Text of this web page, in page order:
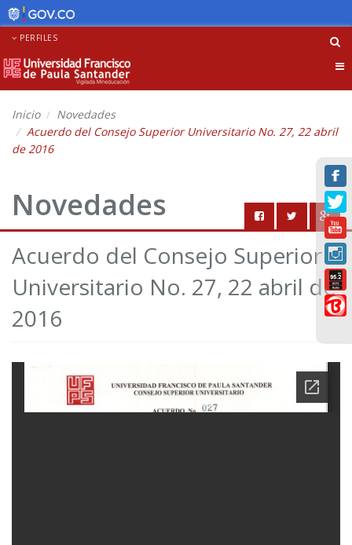
PERFILES
Inicio
Novedades
Acuerdo del Consejo Superior Universitario No. 27, 22 abril
de 2016
Novedades
Acuerdo del Consejo Superior
Universitario No. 27, 22 abril de
2016